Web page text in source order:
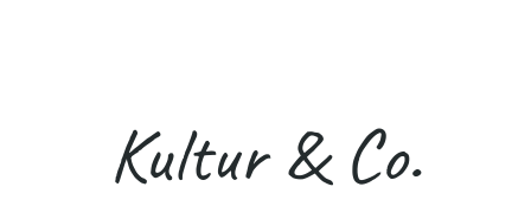
Kultur & Co.